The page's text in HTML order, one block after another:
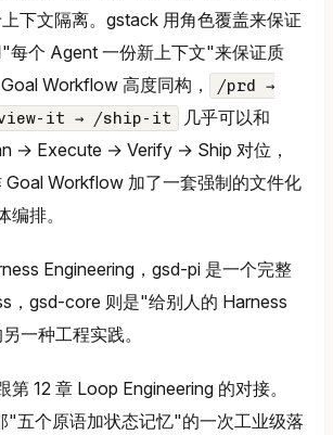
下文隔离。gstack 用角色覆盖来保证
每个 Agent 一份新上下文"来保证质
Workflow 高度同构，
/prd →
it → /ship-it
几乎可以和
→ Execute → Verify → Ship 对位，
Goal Workflow 加了一套强制的文件化
排。
Engineering，gsd-pi 是一个完整
，gsd-core 则是"给别人的 Harness
一种工程实践。
第 12 章 Loop Engineering 的对接。
"五个原语加状态记忆"的一次工业级落